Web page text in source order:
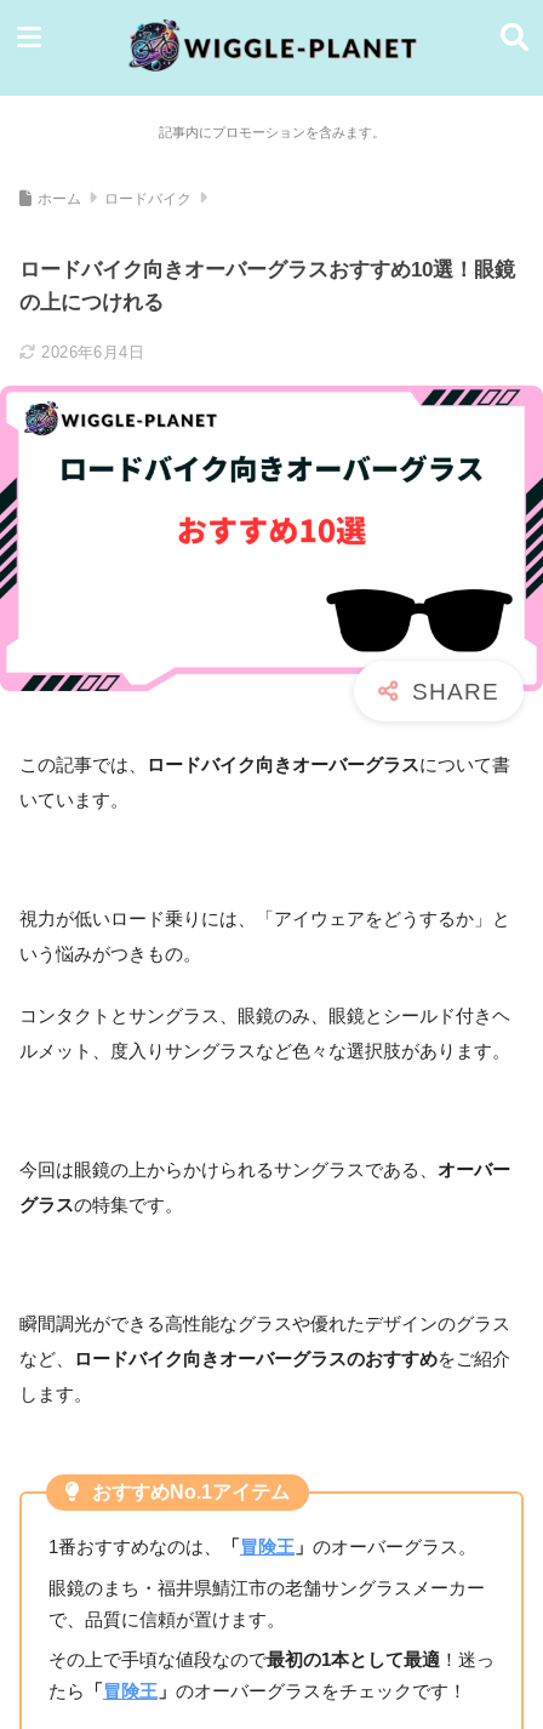
記事内にプロモーションを含みます。
ホーム ロードバイク
ロードバイク向きオーバーグラスおすすめ10選！眼鏡
の上につけれる
2026年6月4日
この記事では、 ロードバイク向きオーバーグラスについて書
いています。
視力が低いロード乗りには、「アイウェアをどうするか」と
いう悩みがつきもの。
コンタクトとサングラス、眼鏡のみ、眼鏡とシールド付きヘ
ルメット、度入りサングラスなど色々な選択肢があります。
今回は眼鏡の上からかけられるサングラスである、 オーバー
グラスの特集です。
瞬間調光ができる高性能なグラスや優れたデザインのグラス
など、
ロードバイク向きオーバーグラスのおすすめをご紹介
します。
おすすめNo.1アイテム
1番おすすめなのは、 「 冒険王」 のオーバーグラス。
眼鏡のまち・福井県鯖江市の老舗サングラスメーカー
で、品質に信頼が置けます。
その上で手頃な値段なので最初の1本として最適 ！迷っ
たら
「 冒険王 」 のオーバーグラスをチェックです！